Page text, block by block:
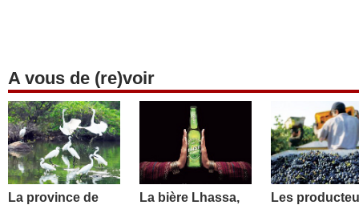
A vous de (re)voir
La province de
La bière Lhassa,
Les